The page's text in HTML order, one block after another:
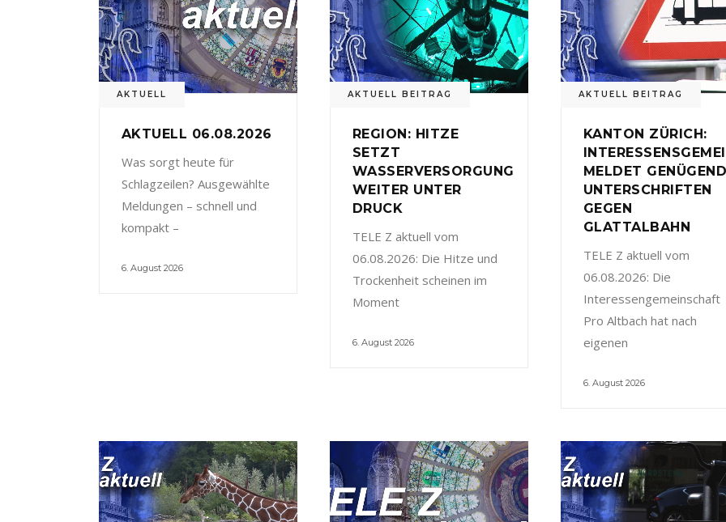
AKTUELL
AKTUELL 06.08.2026
Was sorgt heute für
Schlagzeilen? Ausgewählte
Meldungen – schnell und
kompakt –
6. August 2026
AKTUELL BEITRAG
REGION: HITZE
SETZT
WASSERVERSORGUNG
WEITER UNTER
DRUCK
TELE Z aktuell vom
06.08.2026: Die Hitze und
Trockenheit scheinen im
Moment
6. August 2026
AKTUELL BEITRAG
KANTON ZÜRICH:
MELDET
UNTERSCHRIFTEN
GEGEN
GLATTALBAHN
TELE Z aktuell vom
06.08.2026: Die
Interessengemeinschaft
Pro Altbach hat nach
eigenen
6. August 2026